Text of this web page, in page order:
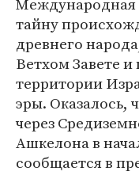
тайну
древнего
Ветхом Завете
территории
эры. Оказалось,
через
Ашкелона в
сообщается в